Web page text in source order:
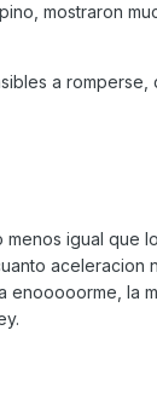
mostraron
a
igual que
aceleracion
enooooorme, la